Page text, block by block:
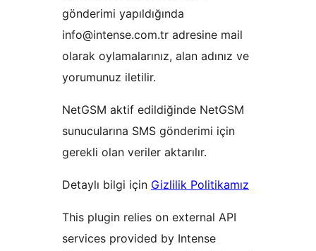
gönderimi yapıldığında
info@intense.com.tr adresine mail
olarak oylamalarınız, alan adınız ve
yorumunuz iletilir.
NetGSM aktif edildiğinde NetGSM
sunucularına SMS gönderimi için
gerekli olan veriler aktarılır.
Detaylı bilgi için Gizlilik Politikamız
This plugin relies on external API
services provided by Intense